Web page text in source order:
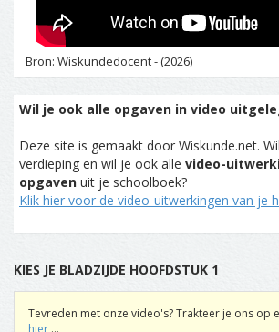
Bron: Wiskundedocent - (2026)
Wil je ook alle opgaven in video
Deze site is gemaakt door Wiskunde.net.
verdieping en wil je ook alle video-
opgaven uit je schoolboek?
Klik hier voor de video-uitwerkingen van je
KIES JE BLADZIJDE HOOFDSTUK 1
Tevreden met onze video's? Trakteer je ons op
hier ...